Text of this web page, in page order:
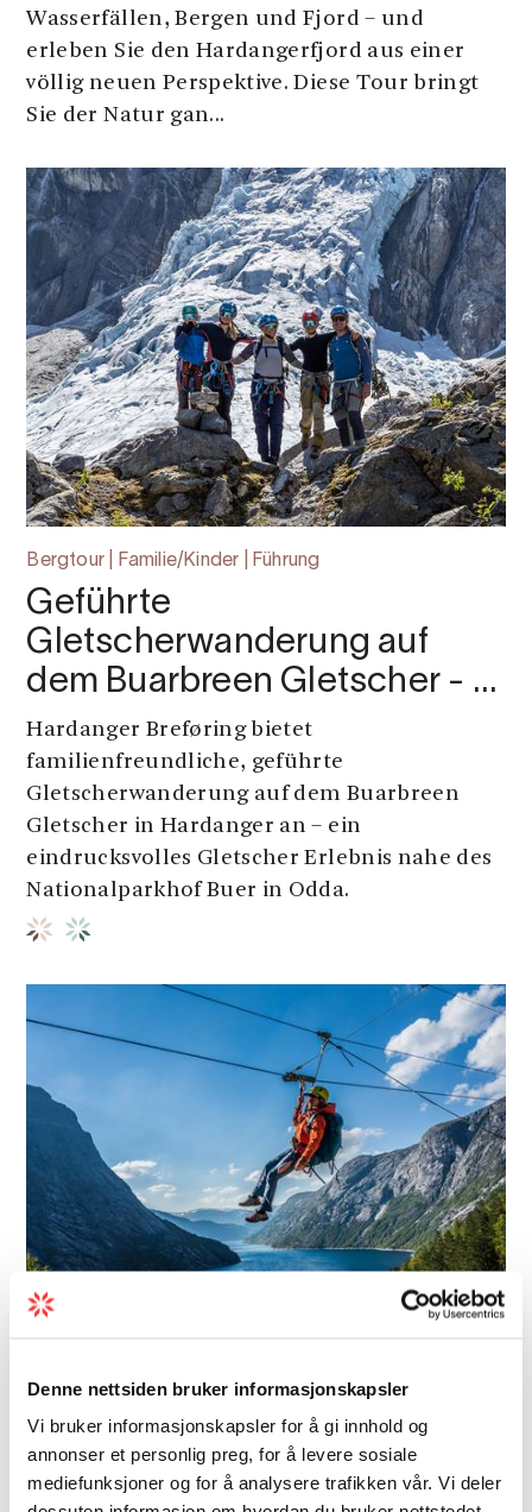
Denne nettsiden bruker informasjonskapsler
Vi bruker informasjonskapsler for å gi innhold og
annonser et personlig preg, for å levere sosiale
mediefunksjoner og for å analysere trafikken vår. Vi deler
Wasserfällen, Bergen und Fjord – und
erleben Sie den Hardangerfjord aus einer
völlig neuen Perspektive. Diese Tour bringt
Sie der Natur gan...
Bergtour | Familie/Kinder | Führung
Geführte
Gletscherwanderung auf
dem Buarbreen Gletscher - …
Hardanger Breføring bietet
familienfreundliche, geführte
Gletscherwanderung auf dem Buarbreen
Gletscher in Hardanger an – ein
eindrucksvolles Gletscher Erlebnis nahe des
Nationalparkhof Buer in Odda.
Ausflugsmöglichkeiten | Führung | Tours
Trolltunga Zipline - Trolltunga
Active